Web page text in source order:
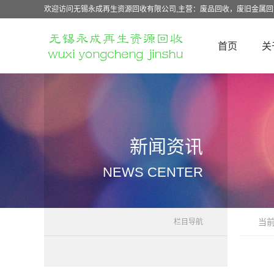
欢迎访问无锡永成再生资源回收有限公司,主营：废品回收，废旧金属
首页 关
新闻资讯
NEWS CENTER
栏目导航 当